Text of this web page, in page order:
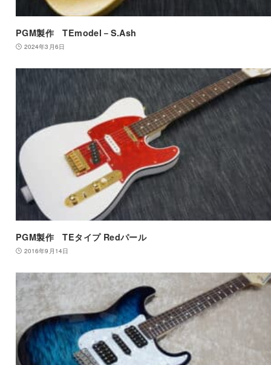
PGM製作 TEmodel－S.Ash
2024年3月6日
PGM製作 TEタイプ Redパール
2016年9月14日